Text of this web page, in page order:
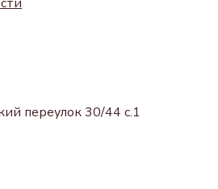
переулок 30/44 с.1